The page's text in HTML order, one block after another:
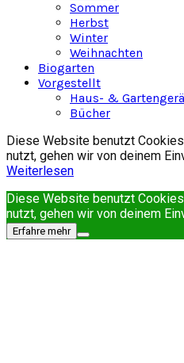
Sommer
Herbst
Winter
Weihnachten
Biogarten
Vorgestellt
Haus- &
Bücher
Diese Website benutzt
nutzt, gehen wir von deinem
Weiterlesen
Diese Website benutzt
nutzt, gehen wir von deinem
Erfahre mehr